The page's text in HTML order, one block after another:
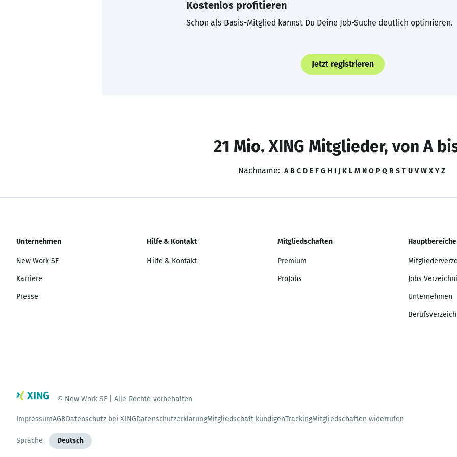
Kostenlos profitieren
Schon als Basis-Mitglied kannst Du Deine Job-Suche deutlich optimieren.
Jetzt registrieren
21 Mio. XING Mitglieder, von A
Nachname: A B C D E F G H I J K L M N O P Q R S T U V W X Y Z
Unternehmen
New Work SE
Karriere
Presse
Hilfe & Kontakt
Hilfe & Kontakt
Mitgliedschaften
Premium
ProJobs
Hauptbereiche
Jobs
Unternehmen
© New Work SE | Alle Rechte vorbehalten
ImpressumAGBDatenschutz bei XINGDatenschutzerklärungMitgliedschaft kündigenTrackingMitgliedschaften widerrufen
Sprache Deutsch